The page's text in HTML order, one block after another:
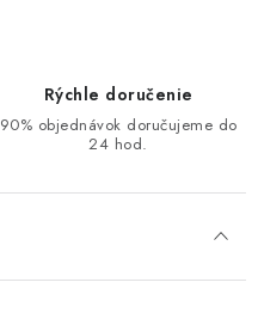
Rýchle doručenie
90% objednávok doručujeme do
24 hod.